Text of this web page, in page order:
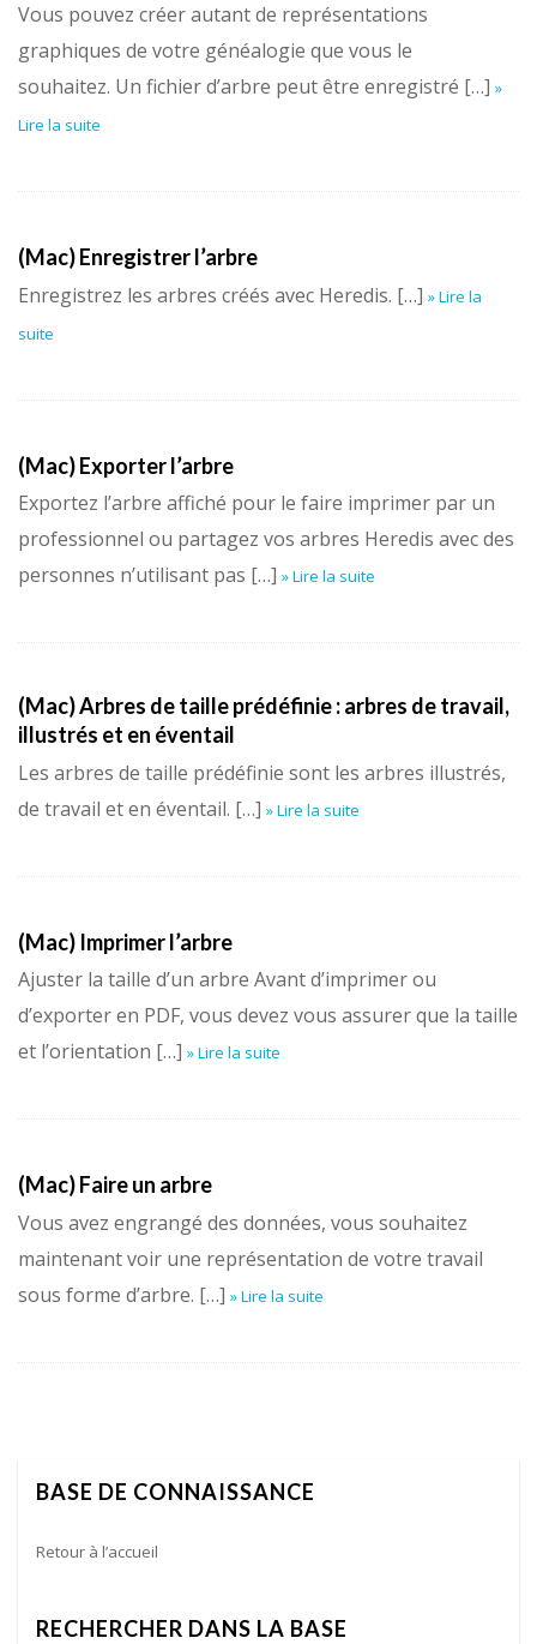
Vous pouvez créer autant de représentations
graphiques de votre généalogie que vous le
souhaitez. Un fichier d’arbre peut être enregistré […] »
Lire la suite
(Mac) Enregistrer l’arbre
Enregistrez les arbres créés avec Heredis. […] » Lire la
suite
(Mac) Exporter l’arbre
Exportez l’arbre affiché pour le faire imprimer par un
professionnel ou partagez vos arbres Heredis avec des
personnes n’utilisant pas […] » Lire la suite
(Mac) Arbres de taille prédéfinie : arbres de travail,
illustrés et en éventail
Les arbres de taille prédéfinie sont les arbres illustrés,
de travail et en éventail. […] » Lire la suite
(Mac) Imprimer l’arbre
Ajuster la taille d’un arbre Avant d’imprimer ou
d’exporter en PDF, vous devez vous assurer que la taille
et l’orientation […] » Lire la suite
(Mac) Faire un arbre
Vous avez engrangé des données, vous souhaitez
maintenant voir une représentation de votre travail
sous forme d’arbre. […] » Lire la suite
BASE DE CONNAISSANCE
Retour à l’accueil
RECHERCHER DANS LA BASE